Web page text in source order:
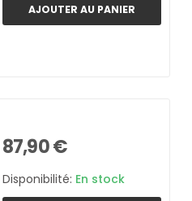
AJOUTER AU PANIER
87,90 €
Disponibilité: En stock